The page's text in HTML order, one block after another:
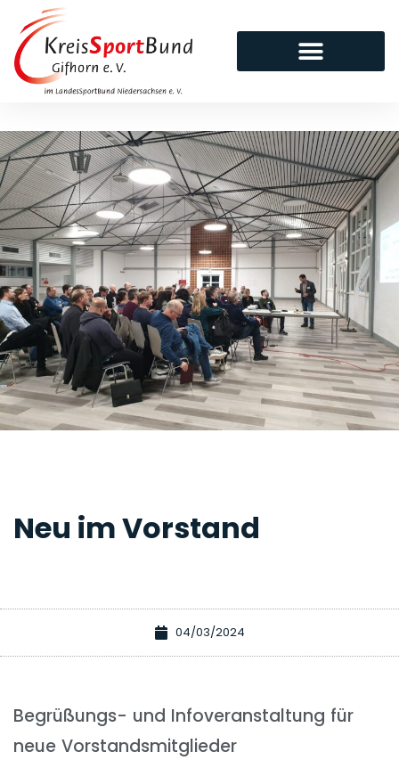
Neu im Vorstand
04/03/2024
Begrüßungs- und Infoveranstaltung für
neue Vorstandsmitglieder